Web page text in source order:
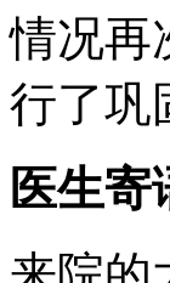
情况再
行了巩
医生寄